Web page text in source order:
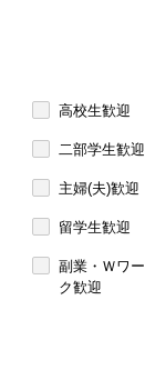
高校生歓迎
二部学生歓迎
主婦(夫)歓迎
留学生歓迎
副業・Ｗワー
ク歓迎